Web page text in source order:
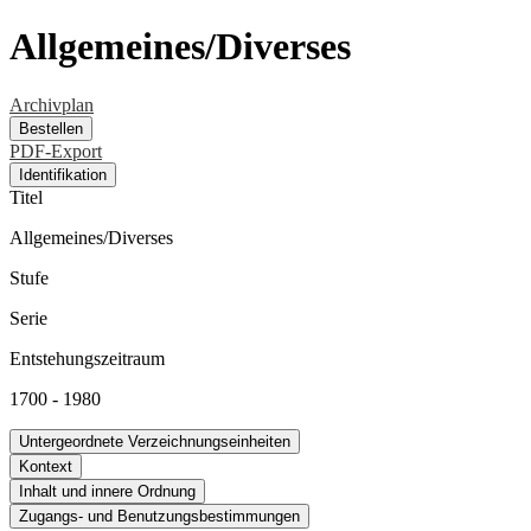
Allgemeines/Diverses
Archivplan
Bestellen
PDF-Export
Identifikation
Titel
Allgemeines/Diverses
Stufe
Serie
Entstehungszeitraum
1700 - 1980
Untergeordnete Verzeichnungseinheiten
Kontext
Inhalt und innere Ordnung
Zugangs- und Benutzungsbestimmungen